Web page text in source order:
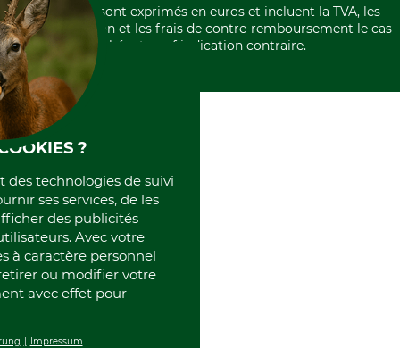
Élimination et environnement
Rétractation de votre commande
International
Portrait
Qui sommes-nous
Tous les prix sont exprimés en euros et incluent la TVA, les
frais d'expédition et les frais de contre-remboursement le cas
échéant, sauf indication contraire.
?
des technologies de suivi
ses services, de les
des publicités
Avec votre
à caractère personnel
ou modifier votre
avec effet pour
Impressum